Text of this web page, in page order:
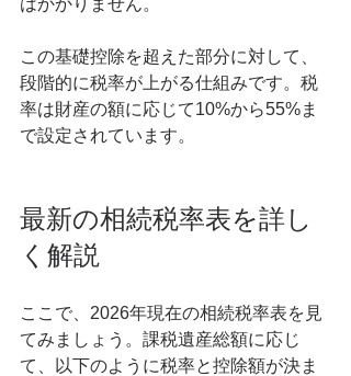
はかかりません。
この基礎控除を超えた部分に対して、
段階的に税率が上がる仕組みです。税
率は財産の額に応じて10%から55%ま
で設定されています。
最新の相続税率表を詳し
く解説
ここで、2026年現在の相続税率表を見
てみましょう。課税遺産総額に応じ
て、以下のように税率と控除額が決ま